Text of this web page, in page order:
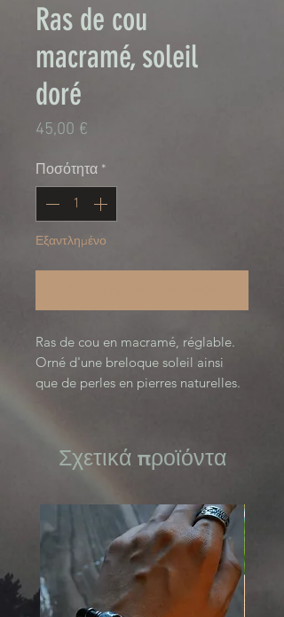
Ras de cou
macramé, soleil
doré
45,00 €
Ποσότητα *
Εξαντλημένο
Ras de cou en macramé, réglable.
Orné d'une breloque soleil ainsi
que de perles en pierres naturelles.
Σχετικά προϊόντα